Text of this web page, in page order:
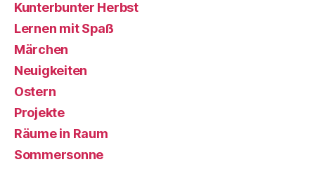
Kunterbunter Herbst
Lernen mit Spaß
Märchen
Neuigkeiten
Ostern
Projekte
Räume in Raum
Sommersonne